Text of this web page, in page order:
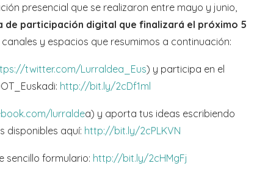
presencial que se realizaron entre mayo y junio,
de participación digital que finalizará el próximo 5
y espacios que resumimos a continuación:
twitter.com/Lurraldea_Eus) y participa en el
http://bit.ly/2cDf1ml
lurraldea) y aporta tus ideas escribiendo
disponibles aquí: http://bit.ly/2cPLKVN
sencillo formulario: http://bit.ly/2cHMgFj